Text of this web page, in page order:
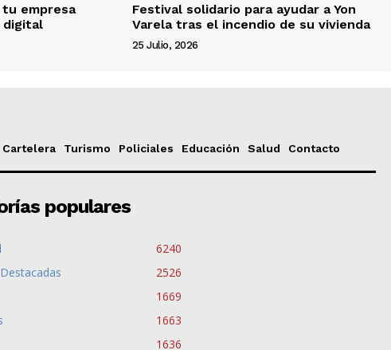
tu empresa
digital
Festival solidario para ayudar a Yon
Varela tras el incendio de su vivienda
25 Julio, 2026
Cartelera Turismo Policiales Educación Salud Contacto
populares
6240
2526
1669
1663
1636